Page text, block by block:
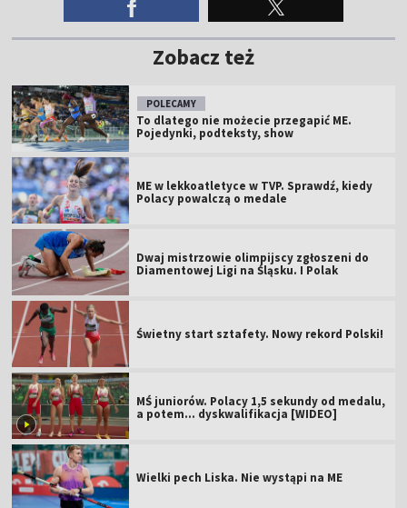
Zobacz też
POLECAMY
To dlatego nie możecie przegapić ME.
Pojedynki, podteksty, show
ME w lekkoatletyce w TVP. Sprawdź, kiedy
Polacy powalczą o medale
Dwaj mistrzowie olimpijscy zgłoszeni do
Diamentowej Ligi na Śląsku. I Polak
Świetny start sztafety. Nowy rekord Polski!
MŚ juniorów. Polacy 1,5 sekundy od medalu,
a potem... dyskwalifikacja [WIDEO]
Wielki pech Liska. Nie wystąpi na ME